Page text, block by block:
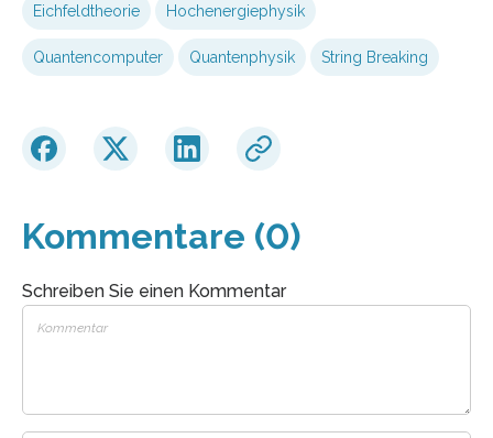
Eichfeldtheorie Hochenergiephysik
Quantencomputer Quantenphysik String Breaking
Kommentare (0)
Schreiben Sie einen Kommentar